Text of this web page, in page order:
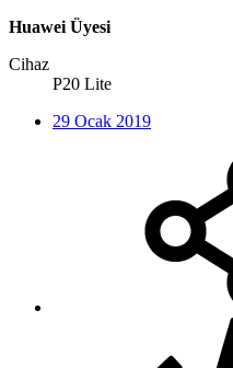
Huawei Üyesi
Cihaz
P20 Lite
29 Ocak 2019